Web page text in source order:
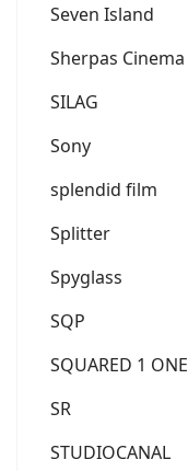
Seven Island
Sherpas Cinema
SILAG
Sony
splendid film
Splitter
Spyglass
SQP
SQUARED 1 ONE
SR
STUDIOCANAL